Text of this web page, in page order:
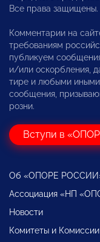
Все права защищены.
Комментарии на
требованиям
публикуем
и/или оскорбления,
тире и любыми
сообщения,
розни.
Вступи в
Об «ОПОРЕ
Ассоциация «НП
Новости
Комитеты и Комиссии